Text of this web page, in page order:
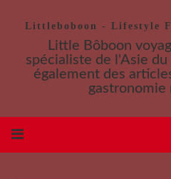
Littleboboon - Lifestyle
Little Bôboon
spécialiste de l'Asie
également des
gastronomie